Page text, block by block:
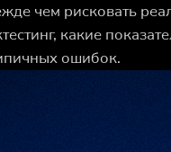
чем рисковать
какие
ошибок.